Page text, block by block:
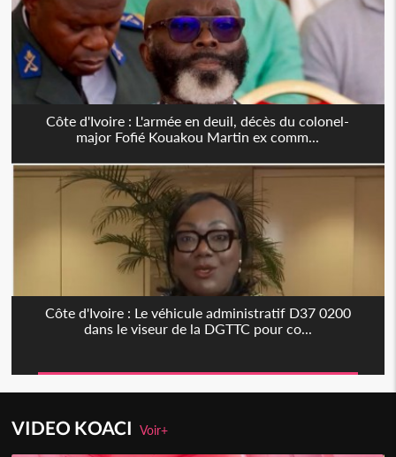
Côte d'Ivoire : L'armée en deuil, décès du colonel-
major Fofié Kouakou Martin ex comm...
Côte d'Ivoire : Le véhicule administratif D37 0200
dans le viseur de la DGTTC pour co...
VIDEO KOACIVoir+